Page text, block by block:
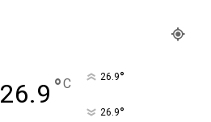
26.9 °C 26.9°
26.9°